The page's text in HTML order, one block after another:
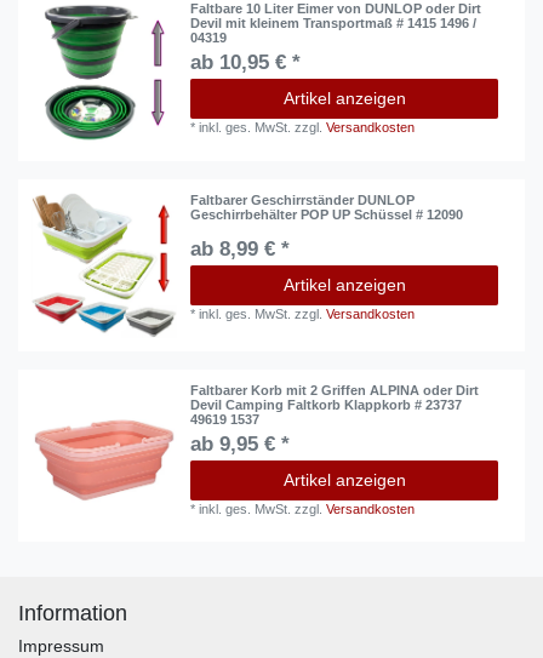
Faltbare 10 Liter Eimer von DUNLOP oder Dirt
Devil mit kleinem Transportmaß # 1415 1496 /
04319
ab 10,95 € *
Artikel anzeigen
*inkl. ges. MwSt. zzgl.Versandkosten
Faltbarer Geschirrständer DUNLOP
Geschirrbehälter POP UP Schüssel # 12090
ab 8,99 € *
Artikel anzeigen
*inkl. ges. MwSt. zzgl.Versandkosten
Faltbarer Korb mit 2 Griffen ALPINA oder Dirt
Devil Camping Faltkorb Klappkorb # 23737
49619 1537
ab 9,95 € *
Artikel anzeigen
*inkl. ges. MwSt. zzgl.Versandkosten
Information
Impressum